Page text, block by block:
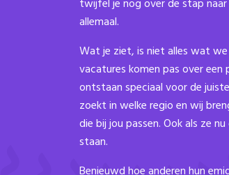
twijfel je nog over de stap
allemaal.
Wat je ziet, is niet alles wat
vacatures komen pas over een
ontstaan speciaal voor de
zoekt in welke regio en wij
die bij jou passen. Ook als ze
staan.
Benieuwd hoe anderen hun